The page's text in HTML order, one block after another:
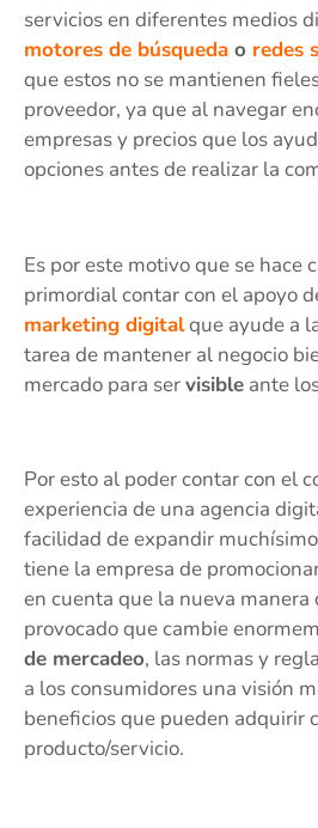
servicios en diferentes medios
motores de búsqueda o redes
que estos no se mantienen
proveedor, ya que al navegar
empresas y precios que los
opciones antes de realizar la
Es por este motivo que se hace
primordial contar con el apoyo
marketing digitalque ayude a
tarea de mantener al negocio
mercado para servisible ante
Por esto al poder contar con el
experiencia de una agencia
facilidad de expandir
tiene la empresa de
en cuenta que la nueva manera
provocado que cambie
de mercadeo, las normas y
a los consumidores una visión
beneficios que pueden adquirir
producto/servicio.